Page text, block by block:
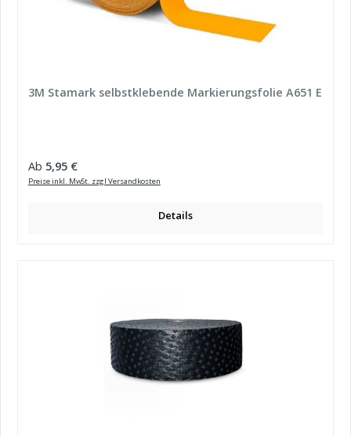
3M Stamark selbstklebende Markierungsfolie A651 E
Regulärer Preis:
Ab 5,95 €
Preise inkl. MwSt. zzgl Versandkosten
Details